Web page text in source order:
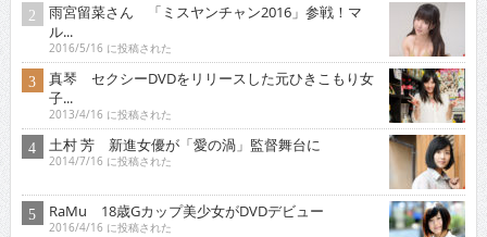
雨宮留菜さん 「ミスヤンチャン2016」参戦！マ
ル...
2016/5/16 に投稿された
真琴 セクシーDVDをリリースした元ひきこもり女
子...
2013/4/16 に投稿された
土村 芳 新進女優が「愛の渦」監督舞台に
2014/7/16 に投稿された
RaMu 18歳Gカップ美少女がDVDデビュー
2016/4/16 に投稿された